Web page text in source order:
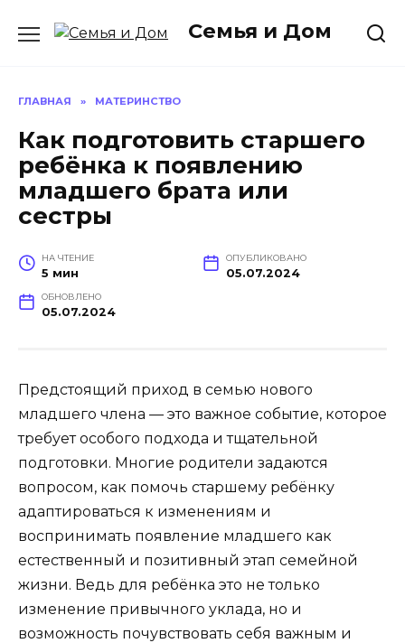
Семья и Дом
ГЛАВНАЯ » МАТЕРИНСТВО
Как подготовить старшего
ребёнка к появлению
младшего брата или
сестры
НА ЧТЕНИЕ
5 мин
ОПУБЛИКОВАНО
05.07.2024
ОБНОВЛЕНО
05.07.2024
Предстоящий приход в семью нового
младшего члена — это важное событие, которое
требует особого подхода и тщательной
подготовки. Многие родители задаются
вопросом, как помочь старшему ребёнку
адаптироваться к изменениям и
воспринимать появление младшего как
естественный и позитивный этап семейной
жизни. Ведь для ребёнка это не только
изменение привычного уклада, но и
возможность почувствовать себя важным и